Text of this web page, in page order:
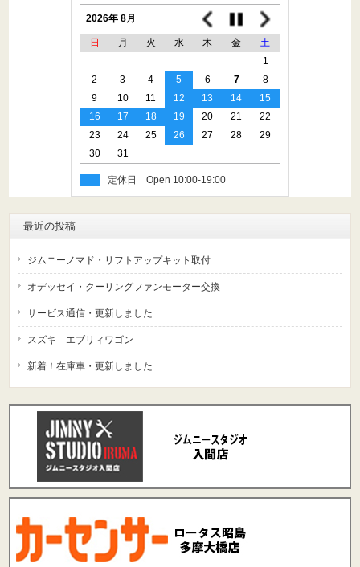
2026年 8月
日 月 火 水 木 金
土
1
2
3 4 5 6 7
8
9
10 11 12 13 14
15
16
17 18 19 20 21
22
23
24 25 26 27 28
29
30
31
定休日
最近の投稿
ジムニーノマド・リフトアップキット取付
オデッセイ・クーリングファンモーター交換
サービス通信・更新しました
スズキ エブリィワゴン
新着！在庫車・更新しました